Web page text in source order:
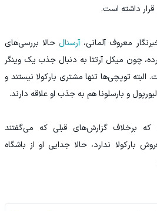
قرار داشته است.
معروف آلمانی،آرسنال حالا بررسی‌های
چون میکل آرتتا به دنبال جذب یک وینگر
توپچی‌ها تنها مشتری بارکولا نیستند و
و بارسلونا هم به جذب او علاقه دارند.
برخلاف گزارش‌های قبلی که می‌گفتند
ندارد، حالا جدایی او از باشگاه